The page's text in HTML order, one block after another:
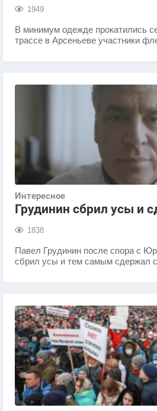
1949
В минимум одежде прокатились
трассе в Арсеньеве участники
Интересное
Грудинин сбрил усы и
1838
Павел Грудинин после спора с
сбрил усы и тем самым сдержал